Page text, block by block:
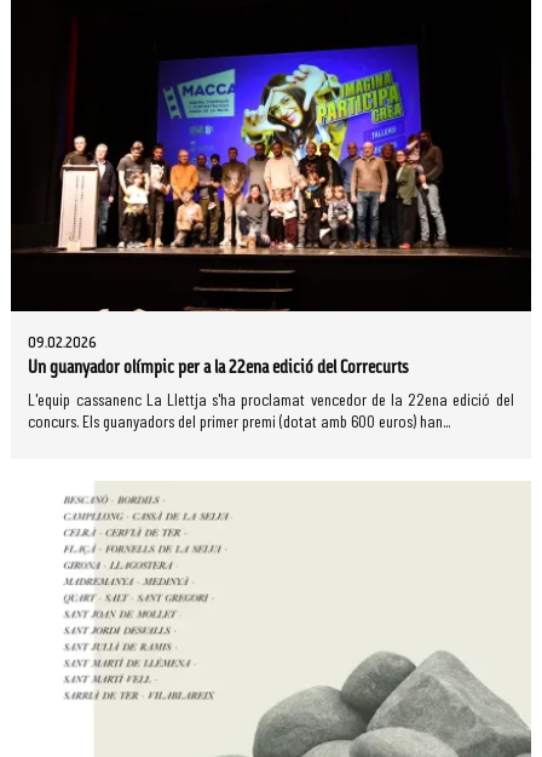
09.02.2026
Un guanyador olímpic per a la 22ena edició del Correcurts
L'equip cassanenc La Llettja s'ha proclamat vencedor de la 22ena edició del
concurs. Els guanyadors del primer premi (dotat amb 600 euros) han...